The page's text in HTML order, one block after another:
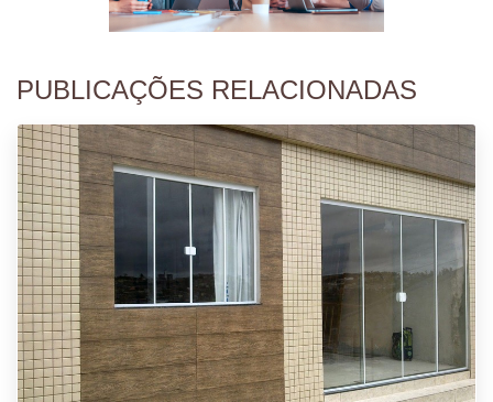
PUBLICAÇÕES RELACIONADAS